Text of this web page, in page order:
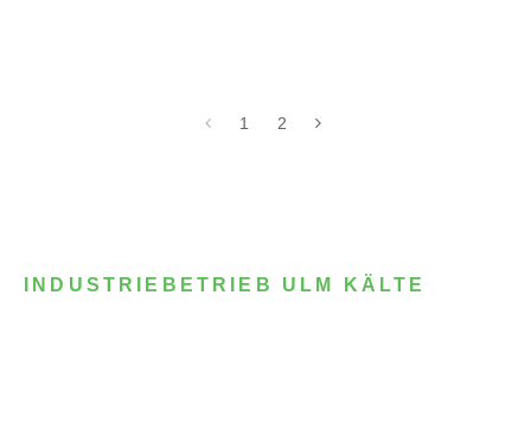
1 2
INDUSTRIEBETRIEB ULM KÄLTE